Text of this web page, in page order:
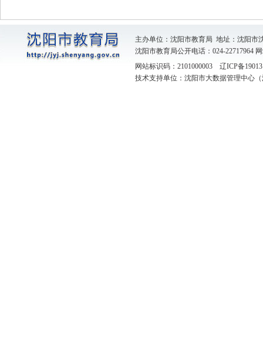
主办单位：沈阳市教育局 地址：沈阳
沈阳市教育局公开电话：024-22717964
网站标识码：2101000003 辽ICP备
技术支持单位：沈阳市大数据管理中心